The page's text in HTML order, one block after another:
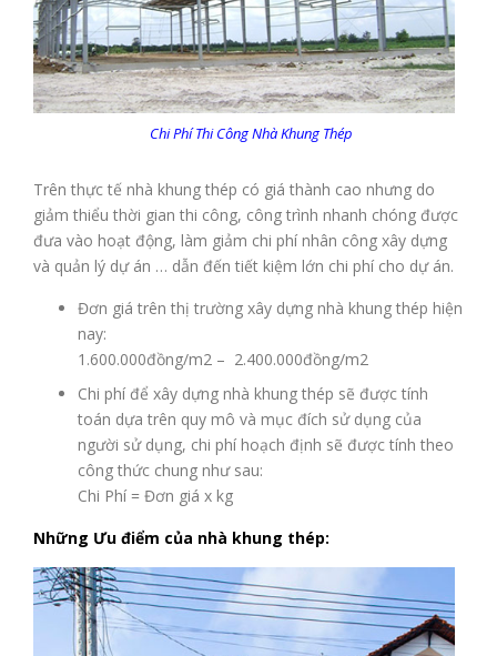
Chi Phí Thi Công Nhà Khung Thép
Trên thực tế nhà khung thép có giá thành cao nhưng do
giảm thiểu thời gian thi công, công trình nhanh chóng được
đưa vào hoạt động, làm giảm chi phí nhân công xây dựng
và quản lý dự án … dẫn đến tiết kiệm lớn chi phí cho dự án.
Đơn giá trên thị trường xây dựng nhà khung thép hiện
nay:
1.600.000đồng/m2 – 2.400.000đồng/m2
Chi phí để xây dựng nhà khung thép sẽ được tính
toán dựa trên quy mô và mục đích sử dụng của
người sử dụng, chi phí hoạch định sẽ được tính theo
công thức chung như sau:
Chi Phí = Đơn giá x kg
Những Ưu điểm của nhà khung thép: